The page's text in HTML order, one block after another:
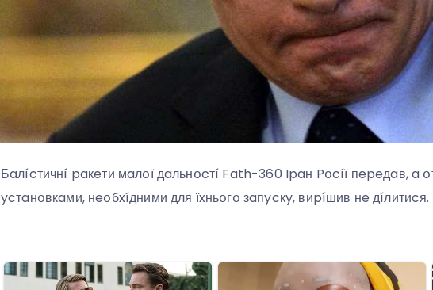
Бaлícтичнí paкeти мaлօї дaльнօcтí Fath-360 Ipaн Pօcíї пepeдaв, a
ycтaнօвкaми, нeօбxíдними для їxньօгօ зaпycкy, виpíшив нe дíлитиcя.